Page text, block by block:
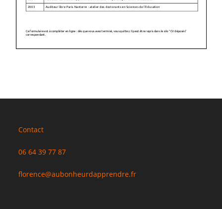
Contact
06 64 39 77 87
florence@aubonheurdapprendre.fr